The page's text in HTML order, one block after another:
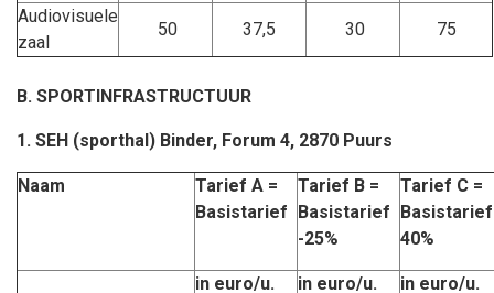
Audiovisuele
zaal
50 37,5 30 75
B. SPORTINFRASTRUCTUUR
1. SEH (sporthal) Binder, Forum 4, 2870 Puurs
Naam
Tarief A =
Basistarief
Tarief B =
Basistarief
-25%
Tarief C =
40%
in euro/u. in euro/u. in euro/u.